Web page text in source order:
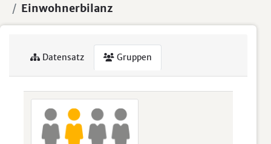
Einwohnerbilanz
Datensatz Gruppen